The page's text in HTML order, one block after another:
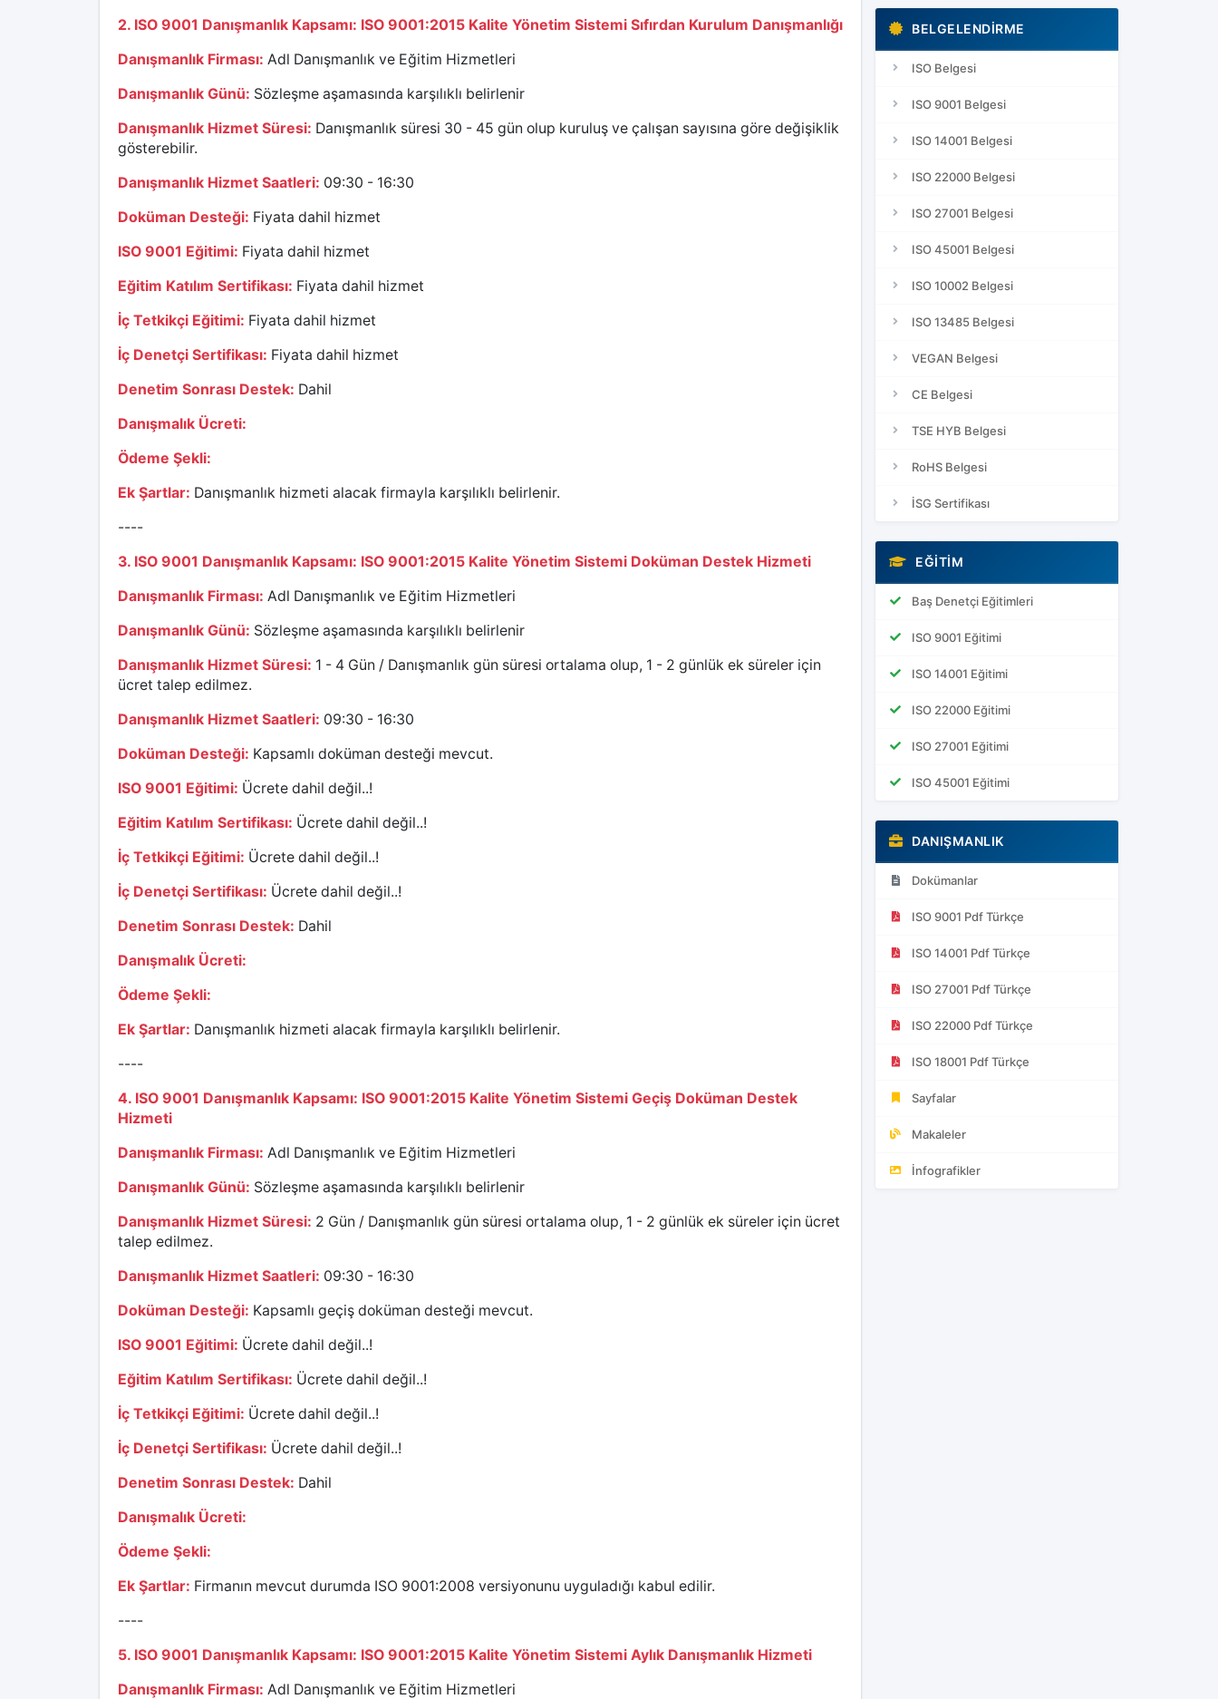
2. ISO 9001 Danışmanlık Kapsamı: ISO 9001:2015 Kalite Yönetim Sistemi Sıfırdan Kurulum Danışmanlığı
Danışmanlık Firması: Adl Danışmanlık ve Eğitim Hizmetleri
Danışmanlık Günü: Sözleşme aşamasında karşılıklı belirlenir
Danışmanlık Hizmet Süresi: Danışmanlık süresi 30 - 45 gün olup kuruluş ve çalışan sayısına göre değişiklik
gösterebilir.
Danışmanlık Hizmet Saatleri: 09:30 - 16:30
Doküman Desteği: Fiyata dahil hizmet
ISO 9001 Eğitimi: Fiyata dahil hizmet
Eğitim Katılım Sertifikası: Fiyata dahil hizmet
İç Tetkikçi Eğitimi: Fiyata dahil hizmet
İç Denetçi Sertifikası: Fiyata dahil hizmet
Denetim Sonrası Destek: Dahil
Danışmalık Ücreti:
Ödeme Şekli:
Ek Şartlar: Danışmanlık hizmeti alacak firmayla karşılıklı belirlenir.
----
3. ISO 9001 Danışmanlık Kapsamı: ISO 9001:2015 Kalite Yönetim Sistemi Doküman Destek Hizmeti
Danışmanlık Firması: Adl Danışmanlık ve Eğitim Hizmetleri
Danışmanlık Günü: Sözleşme aşamasında karşılıklı belirlenir
Danışmanlık Hizmet Süresi: 1 - 4 Gün / Danışmanlık gün süresi ortalama olup, 1 - 2 günlük ek süreler için
ücret talep edilmez.
Danışmanlık Hizmet Saatleri: 09:30 - 16:30
Doküman Desteği: Kapsamlı doküman desteği mevcut.
ISO 9001 Eğitimi: Ücrete dahil değil..!
Eğitim Katılım Sertifikası: Ücrete dahil değil..!
İç Tetkikçi Eğitimi: Ücrete dahil değil..!
İç Denetçi Sertifikası: Ücrete dahil değil..!
Denetim Sonrası Destek: Dahil
Danışmalık Ücreti:
Ödeme Şekli:
Ek Şartlar: Danışmanlık hizmeti alacak firmayla karşılıklı belirlenir.
----
4. ISO 9001 Danışmanlık Kapsamı: ISO 9001:2015 Kalite Yönetim Sistemi Geçiş Doküman Destek
Hizmeti
Danışmanlık Firması: Adl Danışmanlık ve Eğitim Hizmetleri
Danışmanlık Günü: Sözleşme aşamasında karşılıklı belirlenir
Danışmanlık Hizmet Süresi: 2 Gün / Danışmanlık gün süresi ortalama olup, 1 - 2 günlük ek süreler için ücret
talep edilmez.
Danışmanlık Hizmet Saatleri: 09:30 - 16:30
Doküman Desteği: Kapsamlı geçiş doküman desteği mevcut.
ISO 9001 Eğitimi: Ücrete dahil değil..!
Eğitim Katılım Sertifikası: Ücrete dahil değil..!
İç Tetkikçi Eğitimi: Ücrete dahil değil..!
İç Denetçi Sertifikası: Ücrete dahil değil..!
Denetim Sonrası Destek: Dahil
Danışmalık Ücreti:
Ödeme Şekli:
Ek Şartlar: Firmanın mevcut durumda ISO 9001:2008 versiyonunu uyguladığı kabul edilir.
----
5. ISO 9001 Danışmanlık Kapsamı: ISO 9001:2015 Kalite Yönetim Sistemi Aylık Danışmanlık Hizmeti
Danışmanlık Firması: Adl Danışmanlık ve Eğitim Hizmetleri
BELGELENDIRME
ISO Belgesi
ISO 9001 Belgesi
ISO 14001 Belgesi
ISO 22000 Belgesi
ISO 27001 Belgesi
ISO 45001 Belgesi
ISO 10002 Belgesi
ISO 13485 Belgesi
VEGAN Belgesi
CE Belgesi
TSE HYB Belgesi
RoHS Belgesi
İSG Sertifikası
EĞITIM
Baş Denetçi Eğitimleri
ISO 9001 Eğitimi
ISO 14001 Eğitimi
ISO 22000 Eğitimi
ISO 27001 Eğitimi
ISO 45001 Eğitimi
DANIŞMANLIK
Dokümanlar
ISO 9001 Pdf Türkçe
ISO 14001 Pdf Türkçe
ISO 27001 Pdf Türkçe
ISO 22000 Pdf Türkçe
ISO 18001 Pdf Türkçe
Sayfalar
Makaleler
İnfografikler